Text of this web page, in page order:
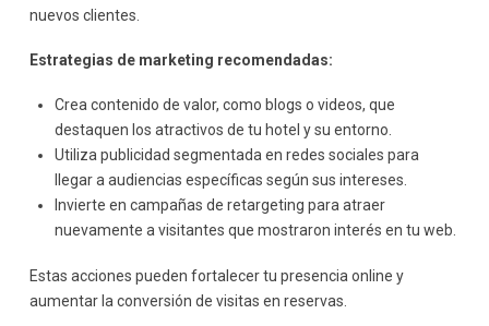
nuevos clientes.
Estrategias de marketing recomendadas:
Crea contenido de valor, como blogs o videos, que
destaquen los atractivos de tu hotel y su entorno.
Utiliza publicidad segmentada en redes sociales para
llegar a audiencias específicas según sus intereses.
Invierte en campañas de retargeting para atraer
nuevamente a visitantes que mostraron interés en tu web.
Estas acciones pueden fortalecer tu presencia online y
aumentar la conversión de visitas en reservas.